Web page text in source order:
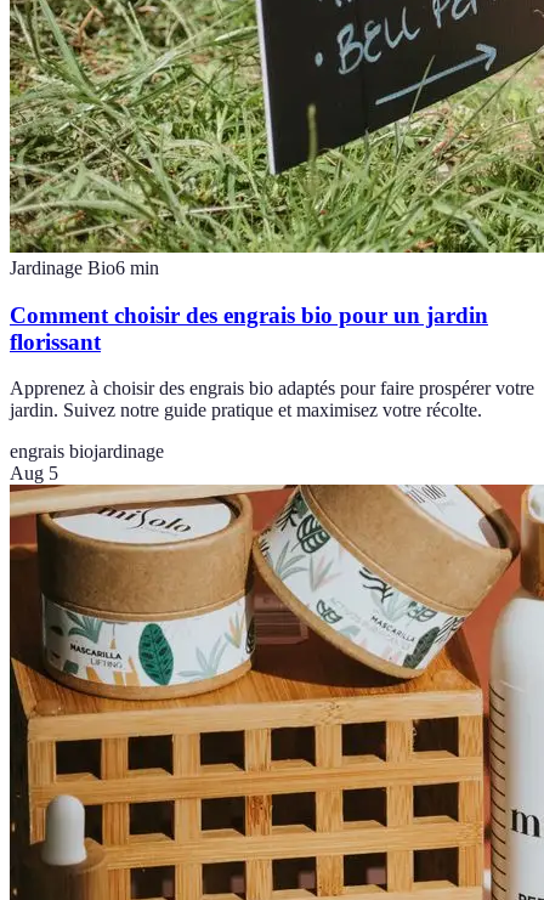
Jardinage Bio6 min
Comment choisir des engrais bio pour un jardin
florissant
Apprenez à choisir des engrais bio adaptés pour faire prospérer votre
jardin. Suivez notre guide pratique et maximisez votre récolte.
engrais biojardinage
Aug 5